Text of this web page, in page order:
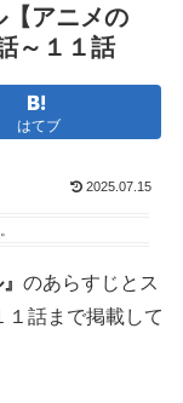
アニメの
～１１話
はてブ
2025.07.15
のあらすじとス
１話まで掲載して